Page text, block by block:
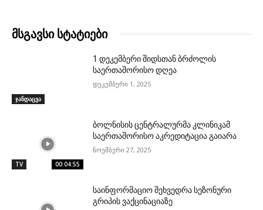
მსგავსი სტატიები
ჯანდაცვა
1 დეკემბერი შიდსთან ბრძოლის
საერთაშორისო დღეა
დეკემბერი 1, 2025
TV 00:04:55
ბოლნისის ცენტრალურმა კლინიკამ
საერთაშორისო აკრედიტაცია გაიარა
ნოემბერი 27, 2025
საინფორმაციო შეხვედრა სეზონური
გრიპის ვაქცინაციაზე